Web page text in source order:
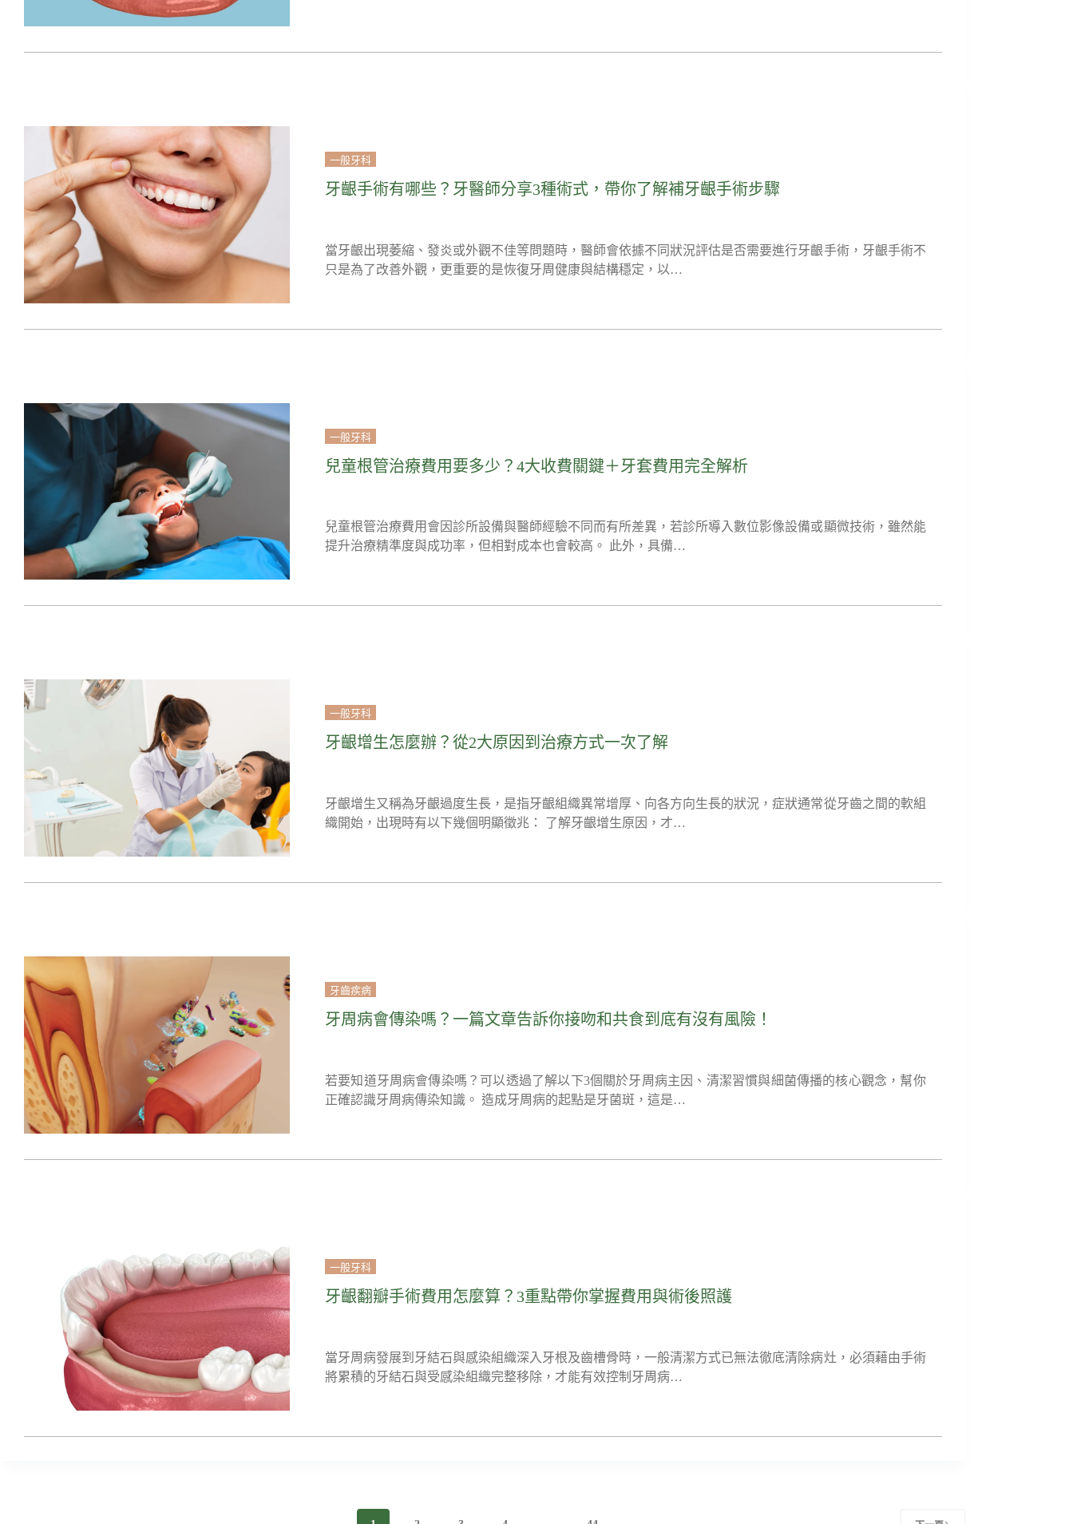
一般牙科
牙齦手術有哪些？牙醫師分享3種術式，帶你了解補牙齦手術步驟
當牙齦出現萎縮、發炎或外觀不佳等問題時，醫師會依據不同狀況評估是否需要進行牙齦手術，牙齦手術不
只是為了改善外觀，更重要的是恢復牙周健康與結構穩定，以…
一般牙科
兒童根管治療費用要多少？4大收費關鍵＋牙套費用完全解析
兒童根管治療費用會因診所設備與醫師經驗不同而有所差異，若診所導入數位影像設備或顯微技術，雖然能
提升治療精準度與成功率，但相對成本也會較高。 此外，具備…
一般牙科
牙齦增生怎麼辦？從2大原因到治療方式一次了解
牙齦增生又稱為牙齦過度生長，是指牙齦組織異常增厚、向各方向生長的狀況，症狀通常從牙齒之間的軟組
織開始，出現時有以下幾個明顯徵兆： 了解牙齦增生原因，才…
牙齒疾病
牙周病會傳染嗎？一篇文章告訴你接吻和共食到底有沒有風險！
若要知道牙周病會傳染嗎？可以透過了解以下3個關於牙周病主因、清潔習慣與細菌傳播的核心觀念，幫你
正確認識牙周病傳染知識。 造成牙周病的起點是牙菌斑，這是…
一般牙科
牙齦翻瓣手術費用怎麼算？3重點帶你掌握費用與術後照護
當牙周病發展到牙結石與感染組織深入牙根及齒槽骨時，一般清潔方式已無法徹底清除病灶，必須藉由手術
將累積的牙結石與受感染組織完整移除，才能有效控制牙周病…